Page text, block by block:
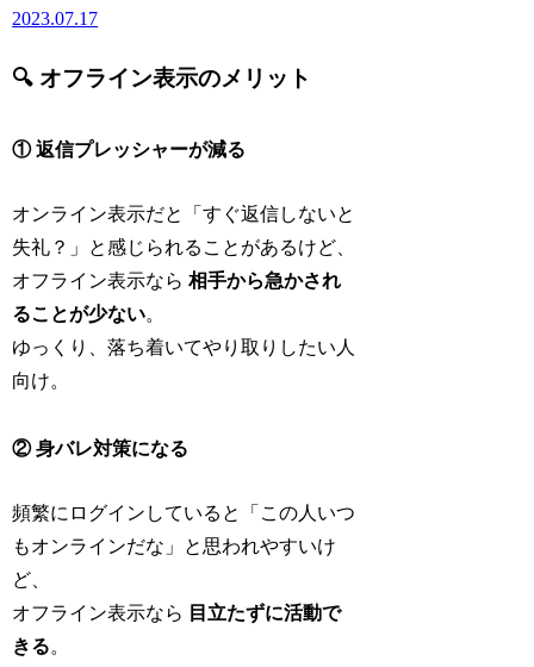
2023.07.17
🔍 オフライン表示のメリット
① 返信プレッシャーが減る
オンライン表示だと「すぐ返信しないと
失礼？」と感じられることがあるけど、
オフライン表示なら相手から急かされ
ることが少ない。
ゆっくり、落ち着いてやり取りしたい人
向け。
② 身バレ対策になる
頻繁にログインしていると「この人いつ
もオンラインだな」と思われやすいけ
ど、
オフライン表示なら 目立たずに活動で
きる。